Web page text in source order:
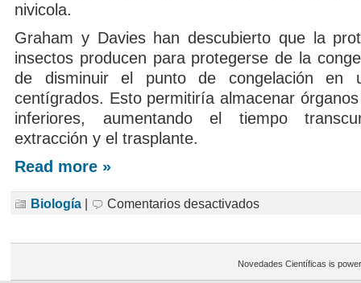
nivicola.
Graham y Davies han descubierto que la
insectos producen para protegerse de la
de disminuir el punto de congelación en
centígrados. Esto permitiría almacenar
inferiores, aumentando el tiempo
extracción y el trasplante.
Read more »
Biología | Comentarios desactivados
insecto
congelar
órganos
Novedades Científicas is